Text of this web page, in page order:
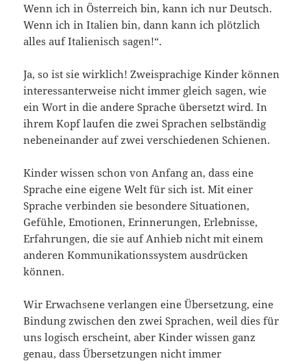
Wenn ich in Österreich bin, kann ich nur Deutsch.
Wenn ich in Italien bin, dann kann ich plötzlich
alles auf Italienisch sagen!“.
Ja, so ist sie wirklich! Zweisprachige Kinder können
interessanterweise nicht immer gleich sagen, wie
ein Wort in die andere Sprache übersetzt wird. In
ihrem Kopf laufen die zwei Sprachen selbständig
nebeneinander auf zwei verschiedenen Schienen.
Kinder wissen schon von Anfang an, dass eine
Sprache eine eigene Welt für sich ist. Mit einer
Sprache verbinden sie besondere Situationen,
Gefühle, Emotionen, Erinnerungen, Erlebnisse,
Erfahrungen, die sie auf Anhieb nicht mit einem
anderen Kommunikationssystem ausdrücken
können.
Wir Erwachsene verlangen eine Übersetzung, eine
Bindung zwischen den zwei Sprachen, weil dies für
uns logisch erscheint, aber Kinder wissen ganz
genau, dass Übersetzungen nicht immer